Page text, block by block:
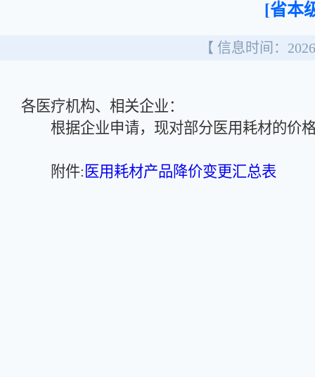
[省本
【 信息时间：
各医疗机构、相关企业：
根据企业申请，现对部分医用耗材的价
附件: 医用耗材产品降价变更汇总表